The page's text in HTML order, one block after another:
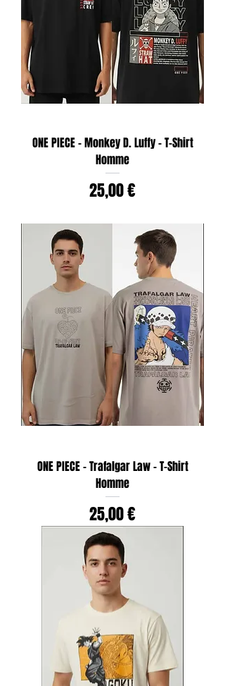
ONE PIECE - Monkey D. Luffy - T-Shirt
Homme
Prix
25,00 €
ONE PIECE - Trafalgar Law - T-Shirt
Homme
Prix
25,00 €